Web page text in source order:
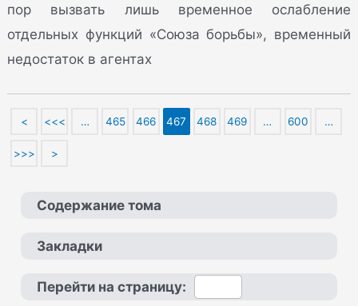
пор вызвать лишь временное ослабление
отдельных функций «Союза борьбы», временный
недостаток в агентах
< <<< … 465 466 467 468 469 … 600 …
>>> >
Содержание тома
Закладки
Перейти на страницу: